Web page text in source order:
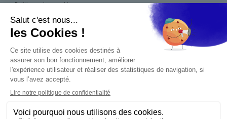
Politique des cookies
Accessibilité
Pour votre santé, mangez au moins cinq fruits et légumes par jour, plus
d’infos surwww.mangerbouger.fr
aux mineurs de moins de 18 ans